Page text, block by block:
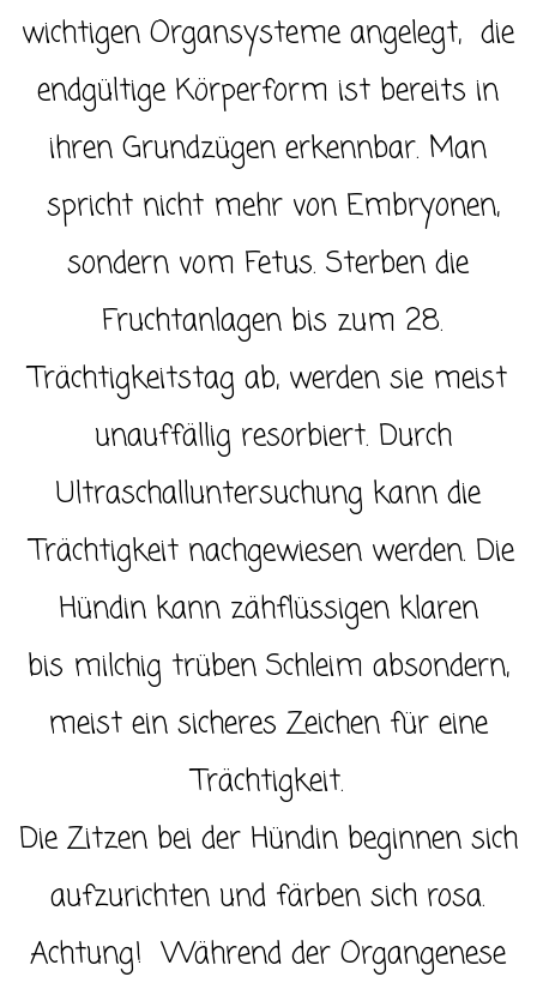
wichtigen Organsysteme angelegt, die
endgültige Körperform ist bereits in
ihren Grundzügen erkennbar. Man
spricht nicht mehr von Embryonen,
sondern vom Fetus. Sterben die
Fruchtanlagen bis zum 28.
Trächtigkeitstag ab, werden sie meist
unauffällig resorbiert. Durch
Ultraschalluntersuchung kann die
Trächtigkeit nachgewiesen werden. Die
Hündin kann zähflüssigen klaren
bis milchig trüben Schleim absondern,
meist ein sicheres Zeichen für eine
Trächtigkeit.
Die Zitzen bei der Hündin beginnen sich
aufzurichten und färben sich rosa.
Achtung! Während der Organgenese